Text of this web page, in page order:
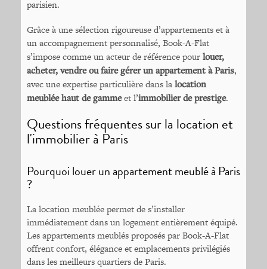
parisien.
Grâce à une sélection rigoureuse d’appartements et à
un accompagnement personnalisé, Book-A-Flat
s’impose comme un acteur de référence pour louer,
acheter, vendre ou faire gérer un appartement à Paris,
avec une expertise particulière dans la location
meublée haut de gammeet l’immobilier de prestige.
Questions fréquentes sur la location et
l'immobilier à Paris
Pourquoi louer un appartement meublé à Paris
?
La location meublée permet de s’installer
immédiatement dans un logement entièrement équipé.
Les appartements meublés proposés par Book-A-Flat
offrent confort, élégance et emplacements privilégiés
dans les meilleurs quartiers de Paris.